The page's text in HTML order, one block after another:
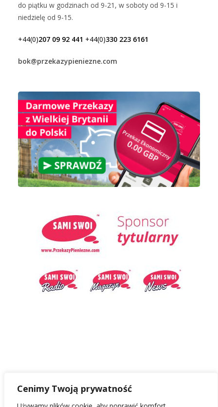
Cenimy Twoją prywatność
do piątku w godzinach od 9-21, w soboty od 9-15 i
niedzielę od 9-15.
+44(0)207 09 92 441 +44(0)330 223 6161
bok@przekazypieniezne.com